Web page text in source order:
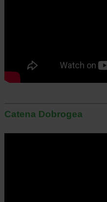
Catena Dobrogea